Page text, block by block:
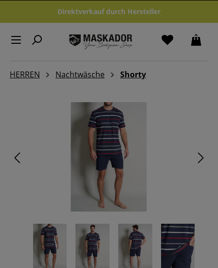
Zum Hauptinhalt springenDirektverkauf durch Hersteller
HERREN Nachtwäsche Shorty